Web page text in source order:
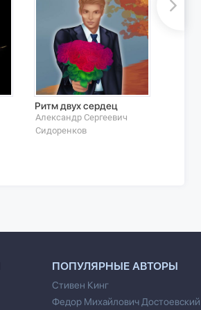
Ритм двух сердец
Александр Сергеевич
Сидоренков
ПОПУЛЯРНЫЕ АВТОРЫ
Стивен Кинг
Федор Михайлович Достоевский